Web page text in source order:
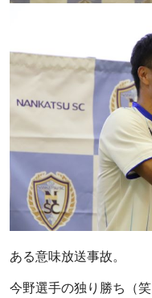
ある意味放送事故。
今野選手の独り勝ち（笑